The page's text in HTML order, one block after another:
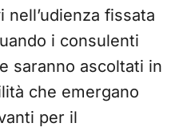
fissata
i consulenti
saranno ascoltati in
che emergano
per il